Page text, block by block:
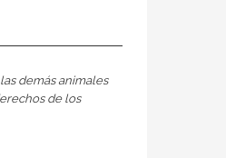
demás animales
de los